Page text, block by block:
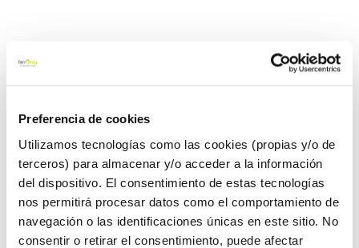
Preferencia de cookies
Utilizamos tecnologías como las cookies (propias y/o de
terceros) para almacenar y/o acceder a la información
del dispositivo. El consentimiento de estas tecnologías
nos permitirá procesar datos como el comportamiento de
navegación o las identificaciones únicas en este sitio. No
consentir o retirar el consentimiento, puede afectar